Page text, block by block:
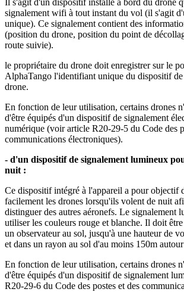
Il s'agit d'un dispositif installé à bord du drone
signalement wifi à tout instant du vol (il s'agit
unique). Ce signalement contient des
(position du drone, position du point de
route suivie).
le propriétaire du drone doit enregistrer sur le
AlphaTango l'identifiant unique du dispositif de
drone.
En fonction de leur utilisation, certains drones
d'être équipés d'un dispositif de signalement
numérique (voir article R20-29-5 du Code des
communications électroniques).
- d'un dispositif de signalement lumineux
nuit :
Ce dispositif intégré à l'appareil a pour objectif
facilement les drones lorsqu'ils volent de nuit
distinguer des autres aéronefs. Le signalement
utiliser les couleurs rouge et blanche. Il doit
un observateur au sol, jusqu'à une hauteur de
et dans un rayon au sol d'au moins 150m
En fonction de leur utilisation, certains drones
d'être équipés d'un dispositif de signalement
R20-29-6 du Code des postes et des